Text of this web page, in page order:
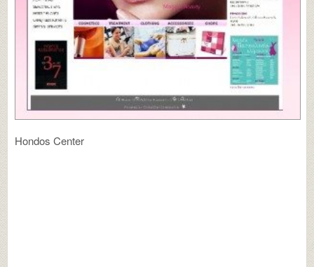
Hondos Center